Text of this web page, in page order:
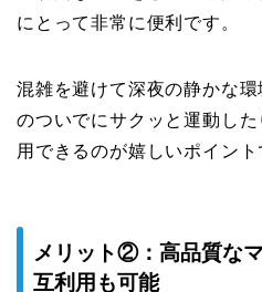
にとって非常に便利です。
混雑を避けて深夜の静かな
のついでにサクッと運動し
用できるのが嬉しいポイント
メリット②：高品質な
互利用も可能